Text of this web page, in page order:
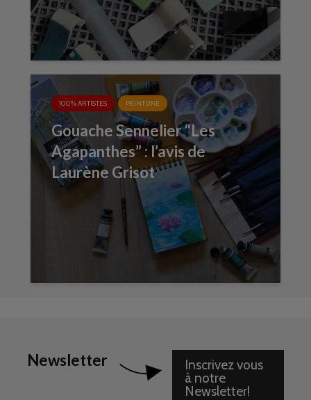
100% ARTISTES PEINTURE
Gouache Sennelier “Les
Agapanthes” : l’avis de
Laurène Grisot
Newsletter
Inscrivez vous
à notre
Newsletter!